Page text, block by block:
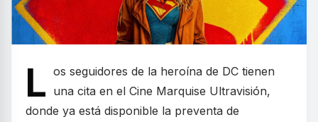
L os seguidores de la heroína de DC tienen
una cita en el Cine Marquise Ultravisión,
donde ya está disponible la preventa de